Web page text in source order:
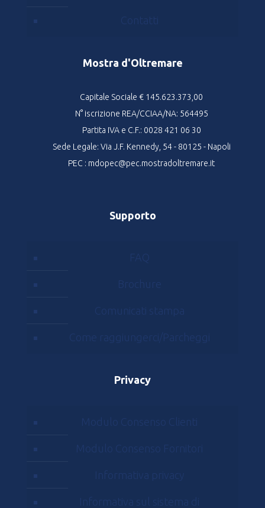
Contatti
Mostra d'Oltremare
Capitale Sociale € 145.623.373,00
N° iscrizione REA/CCIAA/NA: 564495
Partita IVA e C.F.: 0028 421 06 30
Sede Legale: Via J.F. Kennedy, 54 - 80125 - Napoli
PEC : mdopec@pec.mostradoltremare.it
Supporto
FAQ
Brochure
Comunicati stampa
Come raggiungerci/Parcheggi
Privacy
Modulo Consenso Clienti
Modulo Consenso Fornitori
Informativa privacy
Informativa sul sistema di